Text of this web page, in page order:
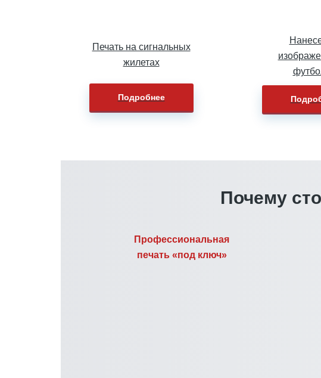
Печать на сигнальных
жилетах
Подробнее
Почему
Профессиональная
печать «под ключ»